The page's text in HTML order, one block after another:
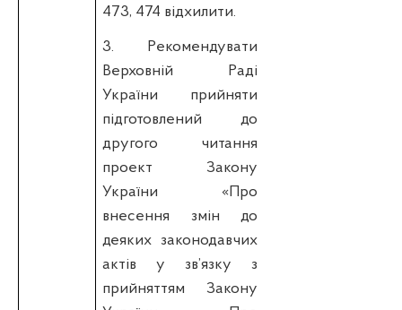
473, 474 відхилити.
3. Рекомендувати
Верховній Раді
України прийняти
підготовлений до
другого читання
проект Закону
України «Про
внесення змін до
деяких законодавчих
актів у зв’язку з
прийняттям Закону